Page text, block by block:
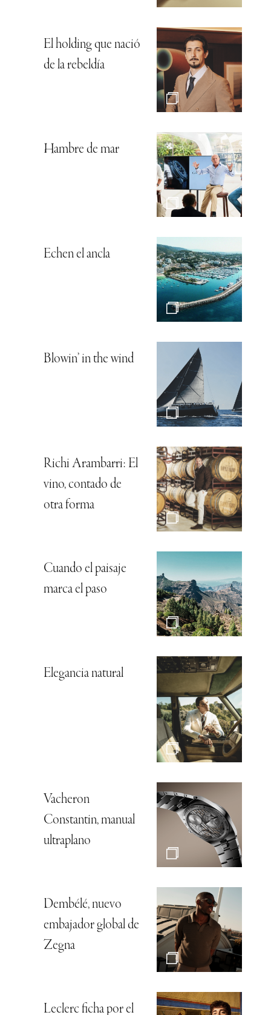
El holding que nació
de la rebeldía
Hambre de mar
Echen el ancla
Blowin’ in the wind
Richi Arambarri: El
vino, contado de
otra forma
Cuando el paisaje
marca el paso
Elegancia natural
Vacheron
Constantin, manual
ultraplano
Dembélé, nuevo
embajador global de
Zegna
Leclerc ficha por el